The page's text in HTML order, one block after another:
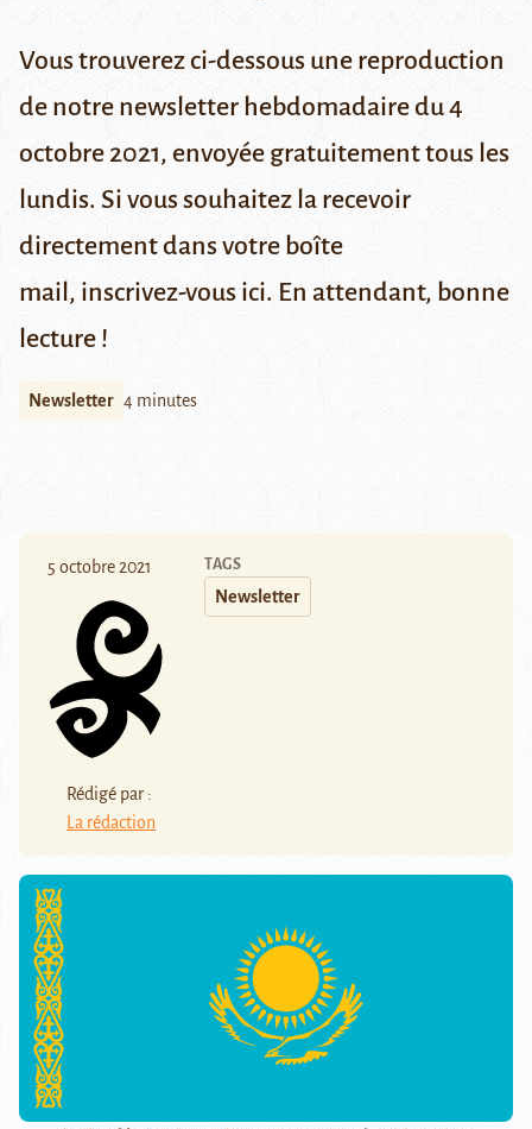
Vous trouverez ci-dessous une reproduction
de notre newsletter hebdomadaire du 4
octobre 2021, envoyée gratuitement tous les
lundis. Si vous souhaitez la recevoir
directement dans votre boîte
mail, inscrivez-vous ici. En attendant, bonne
lecture !
Newsletter 4 minutes
5 octobre 2021
Rédigé par :
La rédaction
TAGS
Newsletter